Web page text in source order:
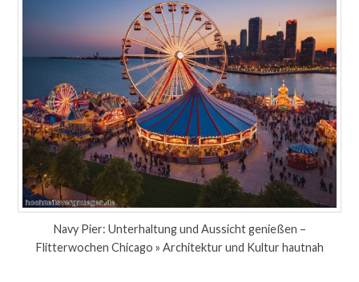
Navy Pier: Unterhaltung und Aussicht genießen –
Flitterwochen Chicago » Architektur und Kultur hautnah